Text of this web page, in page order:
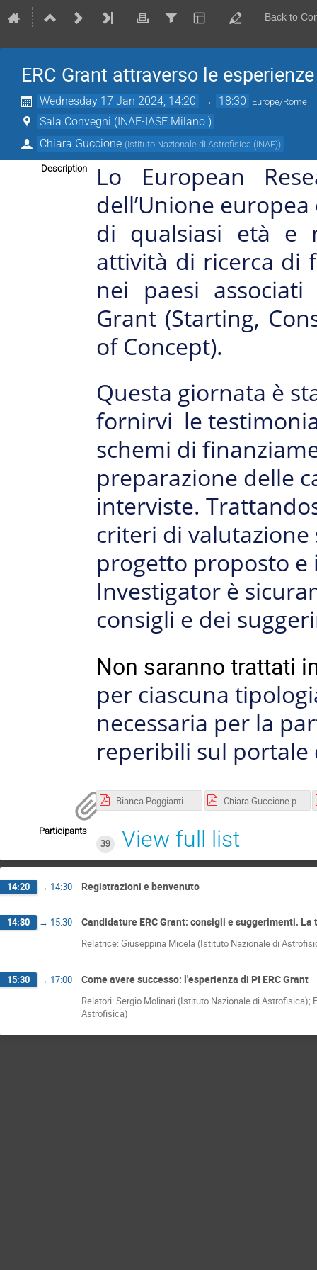
Back to
ERC Grant attraverso le
Wednesday 17 Jan 2024, 14:20 → 18:30 Europe/Rome
Sala Convegni (INAF-IASF Milano )
Chiara Guccione (Istituto Nazionale di Astrofisica (INAF))
Description
Lo European
dell’Unione
di qualsiasi età e
attività di ricerca di
nei paesi
Grant (Starting,
of Concept).
Questa giornata è
fornirvi le
schemi di
preparazione delle
interviste.
criteri di valutazione
progetto proposto
Investigator è
consigli e dei
Non saranno trattati
per ciascuna
necessaria per la
reperibili sul portale
Bianca Poggianti.pdf Chiara Guccione.pdf
Participants
39
View full list
14:20 → 14:30 Registrazioni e benvenuto
14:30 → 15:30 Candidature ERC Grant: consigli e suggerimenti.
Relatrice: Giuseppina Micela (Istituto Nazionale di
15:30 → 17:00 Come avere successo: l'esperienza di PI ERC Grant
Relatori: Sergio Molinari (Istituto Nazionale di
Astrofisica)